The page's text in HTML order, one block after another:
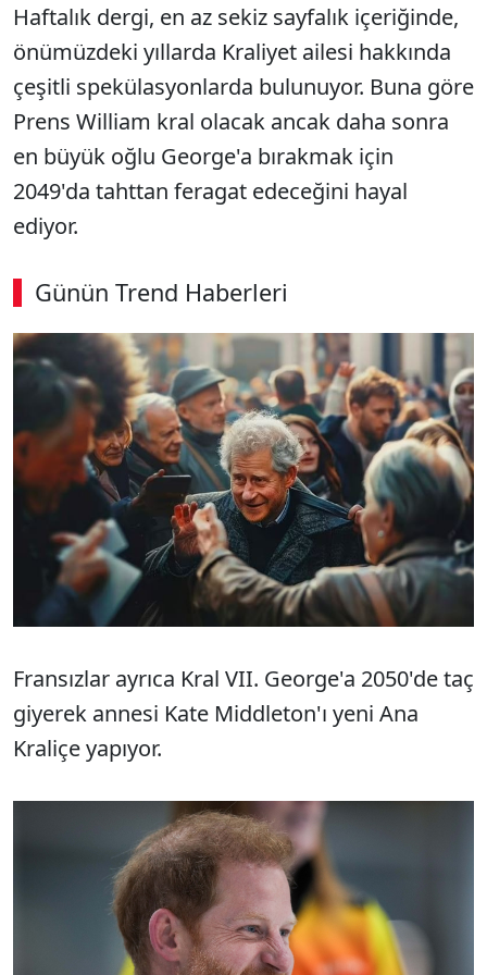
Haftalık dergi, en az sekiz sayfalık içeriğinde,
önümüzdeki yıllarda Kraliyet ailesi hakkında
çeşitli spekülasyonlarda bulunuyor. Buna göre
Prens William kral olacak ancak daha sonra
en büyük oğlu George'a bırakmak için
2049'da tahttan feragat edeceğini hayal
ediyor.
Günün Trend Haberleri
00:03 / 08:15
Fransızlar ayrıca Kral VII. George'a 2050'de taç
giyerek annesi Kate Middleton'ı yeni Ana
Kraliçe yapıyor.